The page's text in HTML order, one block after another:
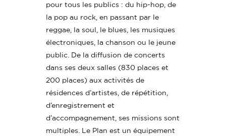
pour tous les publics : du hip-hop, de
la pop au rock, en passant par le
reggae, la soul, le blues, les musiques
électroniques, la chanson ou le jeune
public. De la diffusion de concerts
dans ses deux salles (830 places et
200 places) aux activités de
résidences d’artistes, de répétition,
d’enregistrement et
d’accompagnement, ses missions sont
multiples. Le Plan est un équipement